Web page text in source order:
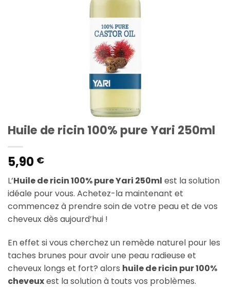
Huile de ricin 100% pure Yari 250ml
5,90 €
L’Huile de ricin 100% pure Yari 250ml est la solution
idéale pour vous. Achetez-la maintenant et
commencez à prendre soin de votre peau et de vos
cheveux dès aujourd’hui !
En effet si vous cherchez un remède naturel pour les
taches brunes pour avoir une peau radieuse et
cheveux longs et fort? alors huile de ricin pur 100%
cheveuxest la solution à touts vos problèmes.